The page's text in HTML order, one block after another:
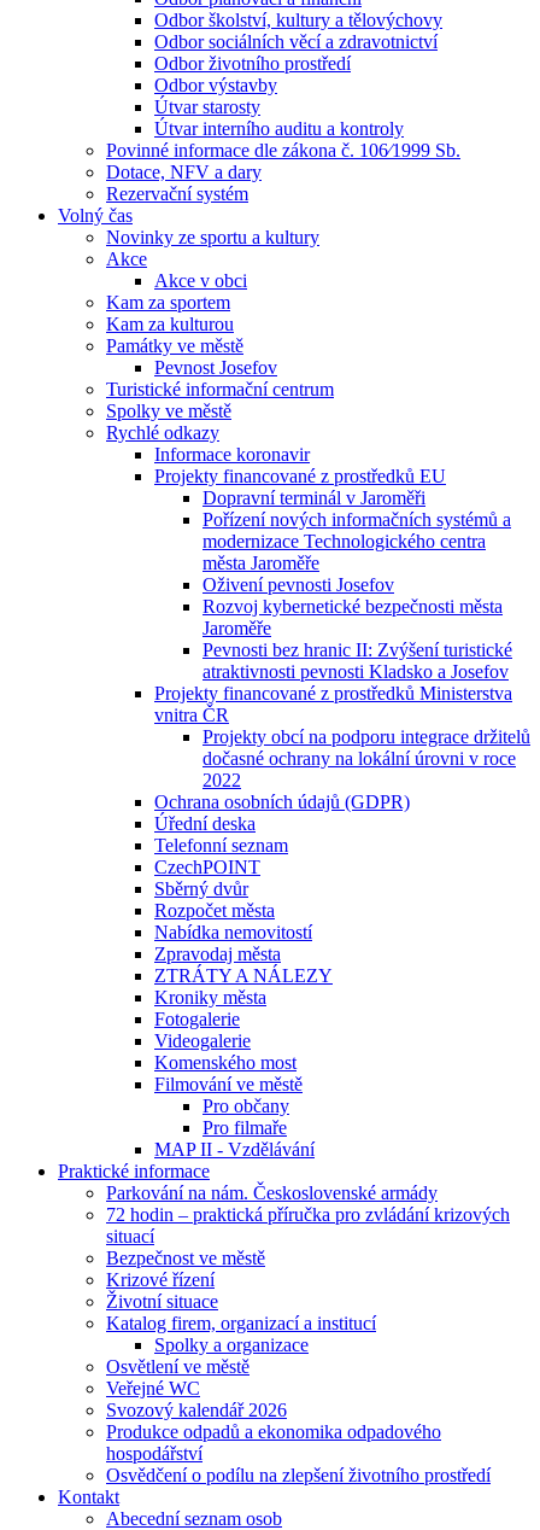
Odbor školství, kultury a tělovýchovy
Odbor sociálních věcí a zdravotnictví
Odbor životního prostředí
Odbor výstavby
Útvar starosty
Útvar interního auditu a kontroly
Povinné informace dle zákona č. 106⁄1999 Sb.
Dotace, NFV a dary
Rezervační systém
Volný čas
Novinky ze sportu a kultury
Akce
Akce v obci
Kam za sportem
Kam za kulturou
Památky ve městě
Pevnost Josefov
Turistické informační centrum
Spolky ve městě
Rychlé odkazy
Informace koronavir
Projekty financované z prostředků EU
Dopravní terminál v Jaroměři
Pořízení nových informačních systémů a
modernizace Technologického centra
města Jaroměře
Oživení pevnosti Josefov
Rozvoj kybernetické bezpečnosti města
Jaroměře
Pevnosti bez hranic II: Zvýšení turistické
atraktivnosti pevnosti Kladsko a Josefov
Projekty financované z prostředků Ministerstva
vnitra ČR
Projekty obcí na podporu integrace držitelů
dočasné ochrany na lokální úrovni v roce
2022
Ochrana osobních údajů (GDPR)
Úřední deska
Telefonní seznam
CzechPOINT
Sběrný dvůr
Rozpočet města
Nabídka nemovitostí
Zpravodaj města
ZTRÁTY A NÁLEZY
Kroniky města
Fotogalerie
Videogalerie
Komenského most
Filmování ve městě
Pro občany
Pro filmaře
MAP II - Vzdělávání
Praktické informace
Parkování na nám. Československé armády
72 hodin – praktická příručka pro zvládání krizových
situací
Bezpečnost ve městě
Krizové řízení
Životní situace
Katalog firem, organizací a institucí
Spolky a organizace
Osvětlení ve městě
Veřejné WC
Svozový kalendář 2026
Produkce odpadů a ekonomika odpadového
hospodářství
Osvědčení o podílu na zlepšení životního prostředí
Kontakt
Abecední seznam osob